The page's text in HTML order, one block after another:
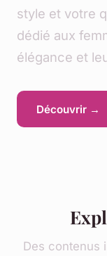
style et votre
dédié aux
élégance et
Découvrir →
Des contenus